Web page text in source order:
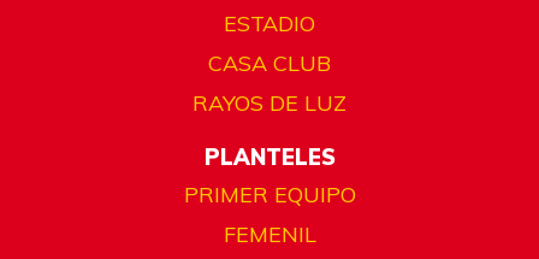
ESTADIO
CASA CLUB
RAYOS DE LUZ
PLANTELES
PRIMER EQUIPO
FEMENIL